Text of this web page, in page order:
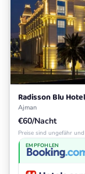
Radisson Blu
Ajman
€60/Nacht
Preise sind ungefähr
EMPFOHLEN